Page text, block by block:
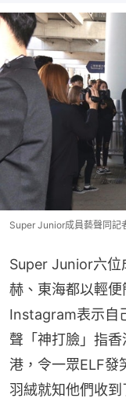
Super Junior成員藝聲同記
Super Junior六位
赫、東海都以輕
Instagram表示自
聲「神打臉」指
港，令一眾ELF發
羽絨就知他們收到